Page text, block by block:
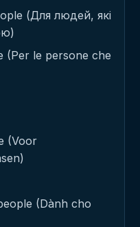
(Для людей, які
(Per le persone che
(Voor
(Dành cho